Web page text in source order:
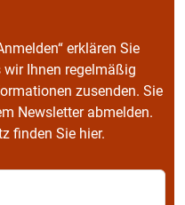
erklären Sie
Ihnen regelmäßig
zusenden. Sie
Newsletter abmelden.
finden Sie hier.